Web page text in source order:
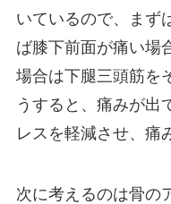
いているので、まず
ば膝下前面が痛い場
場合は下腿三頭筋を
うすると、痛みが出
レスを軽減させ、痛
次に考えるのは骨の